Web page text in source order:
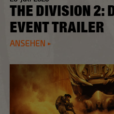
THE DIVISION 2:
EVENT TRAILER
ANSEHEN